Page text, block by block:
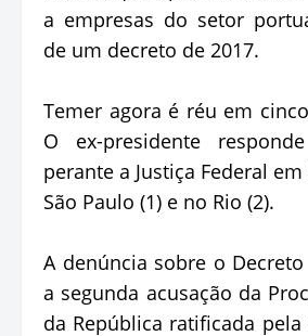
a empresas do setor
de um decreto de 2017.
Temer agora é réu em
O ex-presidente
perante a Justiça Federal
São Paulo (1) e no Rio (2).
A denúncia sobre o
a segunda acusação da
da República ratificada